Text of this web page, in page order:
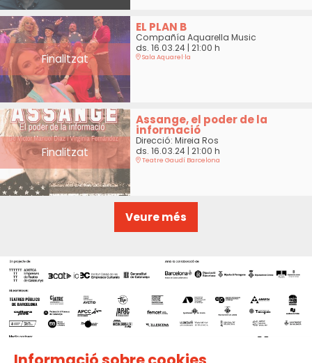
Finalitzat
EL PLAN B
Compañía Aquarella Music
ds. 16.03.24| 21:00 h
Sala Aquarel·la
Finalitzat
Assange, el poder de la
informació
Direcció: Mireia Ros
ds. 16.03.24| 21:00 h
Teatre Gaudí Barcelona
Veure més